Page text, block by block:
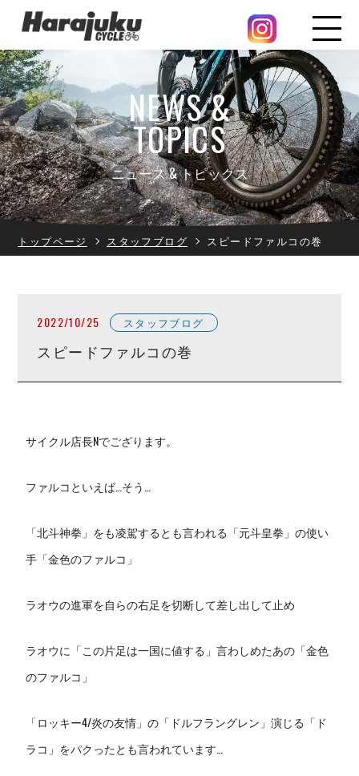
NEWS &
TOPICS
ニュース & トピックス
トップページ スタッフブログ スピードファルコの巻
2022/10/25 スタッフブログ
スピードファルコの巻
サイクル店長Nでござります。
ファルコといえば…そう…
「北斗神拳」をも凌駕するとも言われる「元斗皇拳」の使い
手「金色のファルコ」
ラオウの進軍を自らの右足を切断して差し出して止め
ラオウに「この片足は一国に値する」言わしめたあの「金色
のファルコ」
「ロッキー4/炎の友情」の「ドルフラングレン」演じる「ド
ラコ」をパクったとも言われています…